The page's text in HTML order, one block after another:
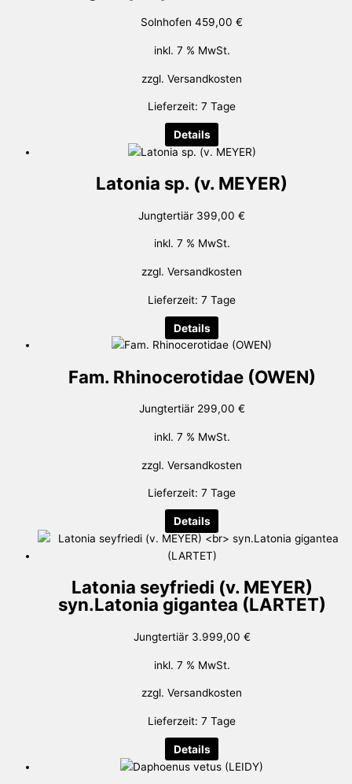
Solnhofen 459,00 €
inkl. 7 % MwSt.
zzgl. Versandkosten
Lieferzeit: 7 Tage
Details
Latonia sp. (v. MEYER)
Jungtertiär 399,00 €
inkl. 7 % MwSt.
zzgl. Versandkosten
Lieferzeit: 7 Tage
Details
Fam. Rhinocerotidae (OWEN)
Jungtertiär 299,00 €
inkl. 7 % MwSt.
zzgl. Versandkosten
Lieferzeit: 7 Tage
Details
Latonia seyfriedi (v. MEYER)
syn.Latonia gigantea (LARTET)
Jungtertiär 3.999,00 €
inkl. 7 % MwSt.
zzgl. Versandkosten
Lieferzeit: 7 Tage
Details